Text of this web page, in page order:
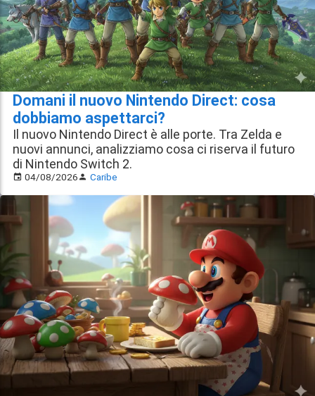
Domani il nuovo Nintendo Direct: cosa
dobbiamo aspettarci?
Il nuovo Nintendo Direct è alle porte. Tra Zelda e
nuovi annunci, analizziamo cosa ci riserva il futuro
di Nintendo Switch 2.
04/08/2026 Caribe